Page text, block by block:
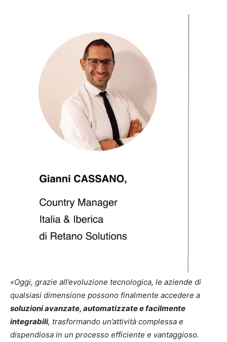
«Oggi, grazie all’evoluzione tecnologica, le aziende di
qualsiasi dimensione possono finalmente accedere a
soluzioni avanzate, automatizzate e facilmente
integrabili, trasformando un’attività complessa e
dispendiosa in un processo efficiente e vantaggioso.